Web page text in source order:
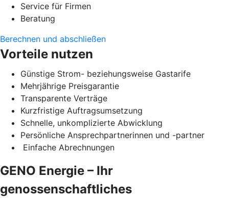
Service für Firmen
Beratung
Berechnen und abschließen
Vorteile nutzen
Günstige Strom- beziehungsweise Gastarife
Mehrjährige Preisgarantie
Transparente Verträge
Kurzfristige Auftragsumsetzung
Schnelle, unkomplizierte Abwicklung
Persönliche Ansprechpartnerinnen und -partner
Einfache Abrechnungen
GENO Energie – Ihr
genossenschaftliches